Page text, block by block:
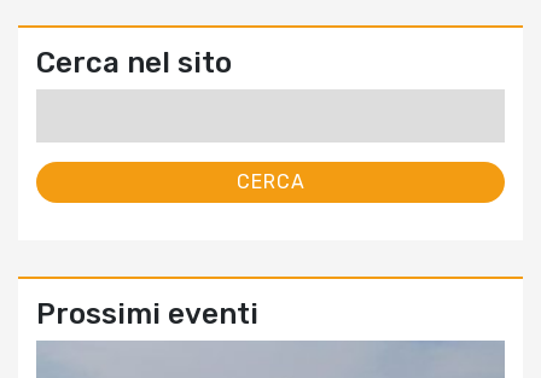
Cerca nel sito
Prossimi eventi